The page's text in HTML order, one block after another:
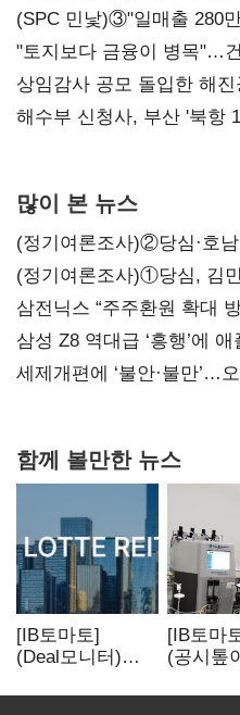
내정
(SPC 민낯)③"일매출 280
점주 울리는 '상시 할인'
"토지보다 금융이 병목"…
목소리
상임감사 공모 돌입한 해
강화"
해수부 신청사, 부산 '북항
많이 본 뉴스
(정기여론조사)②당심·호
(정기여론조사)①당심, 김
지지도 '50% 아래로'(종합)
삼전닉스 “주주환원 확대
보내
삼성 Z8 역대급 ‘흥행’에
대전’
세제개편에 ‘불안·불만’…
함께 볼만한 뉴스
[IB토마토]
(Deal모니터)
발행…빠듯한
[IB토마
(공시톺
무엇이 '